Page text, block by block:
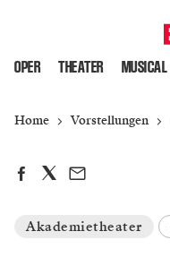
OPER THEATER MUSICAL
Home Vorstellungen
Akademietheater